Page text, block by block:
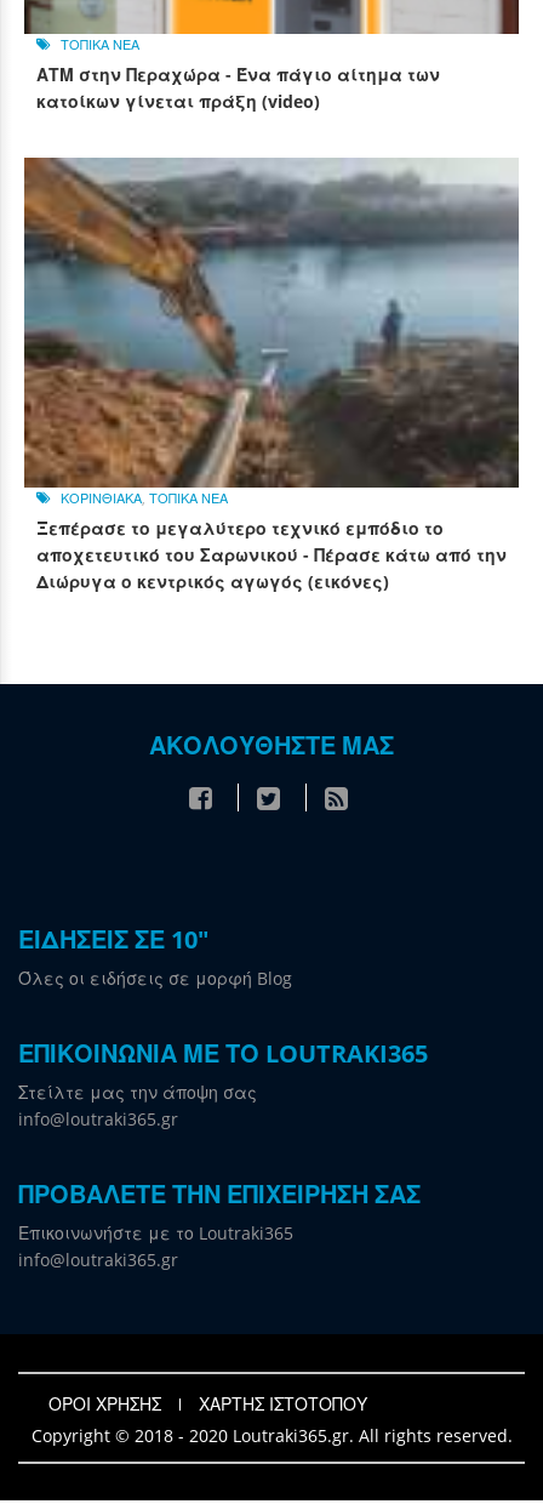
ΤΟΠΙΚΑ ΝΕΑ
ΑΤΜ στην Περαχώρα - Ένα πάγιο αίτημα των
κατοίκων γίνεται πράξη (video)
ΚΟΡΙΝΘΙΑΚΑ, ΤΟΠΙΚΑ ΝΕΑ
Ξεπέρασε το μεγαλύτερο τεχνικό εμπόδιο το
αποχετευτικό του Σαρωνικού - Πέρασε κάτω από την
Διώρυγα ο κεντρικός αγωγός (εικόνες)
ΑΚΟΛΟΥΘΗΣΤΕ ΜΑΣ
ΕΙΔΗΣΕΙΣ ΣΕ 10"
Όλες οι ειδήσεις σε μορφή Blog
ΕΠΙΚΟΙΝΩΝΙΑ ΜΕ ΤΟ LOUTRAKI365
Στείλτε μας την άποψη σας
info@loutraki365.gr
ΠΡΟΒΑΛΕΤΕ ΤΗΝ ΕΠΙΧΕΙΡΗΣΗ ΣΑΣ
Επικοινωνήστε με το Loutraki365
info@loutraki365.gr
ΟΡΟΙ ΧΡΗΣΗΣ
ΧΑΡΤΗΣ ΙΣΤΟΤΟΠΟΥ
Copyright © 2018 - 2020 Loutraki365.gr. All rights reserved.